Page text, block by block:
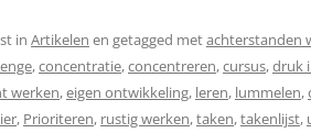
in Artikelen en getagged metachterstanden
,concentratie,concentreren,cursus,druk
werken,eigen ontwikkeling, leren, lummelen,
, Prioriteren, rustig werken,taken,takenlijst,